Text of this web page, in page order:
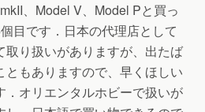
、Model V、Model Pと買っ
目です．日本の代理店として
取り扱いがありますが、出たば
もありますので、早くほしい
．オリエンタルホビーで扱いが